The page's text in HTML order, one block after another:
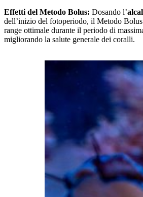
Effetti del Metodo Bolus: Dosando l’
dell’inizio del fotoperiodo, il Metodo
range ottimale durante il periodo di
migliorando la salute generale dei coralli.